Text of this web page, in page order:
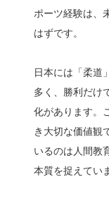
ポーツ経験は、
はずです。
日本には「柔道
多く、勝利だけ
化があります。
き大切な価値観
いるのは人間教
本質を捉えてい